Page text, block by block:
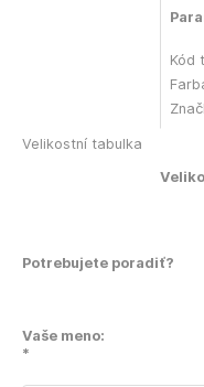
Kód
Velikostní tabulka
Potrebujete poradiť?
Vaše meno:
*